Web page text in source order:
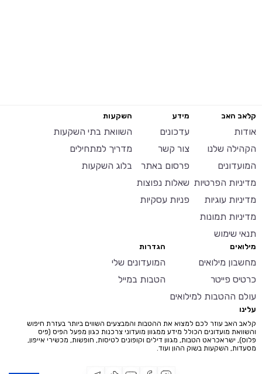
קלאב האב
אודות
הקהילה שלנו
המועדונים
מדיניות הפרטיות
מדיניות עוגיות
מדיניות תמונות
תנאי שימוש
מידע
עדכונים
צור קשר
פרסום באתר
שאלות נפוצות
פניות עסקיות
השקעות
השוואת בתי השקעות
מדריך למתחילים
בלוג השקעות
מילואים
מחשבון מילואים
כרטיס פייטר
עולם ההטבות למילואים
הגדרות
המועדונים שלי
הטבות במייל
עלינו
קלאב האב עוזר לכם למצוא את ההטבות והמבצעים השווים ביותר בעזרת חיפוש
והשוואת מועדונים הכולל מידע ממגוון מועדוני צרכנות כגון מפעל הפיס (פיס
פלוס), ישראכראט הטבות, מגוון דילים וקופונים לטיסות, חופשות, מכשירי אייפון,
מסעדות, השקעות בשוק ההון ועוד.